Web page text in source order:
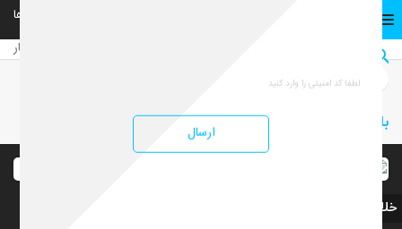
صفحه نخست خدمات
باربری محدوده شهرک صنعتی فردوسی
خلاصه
ارسال